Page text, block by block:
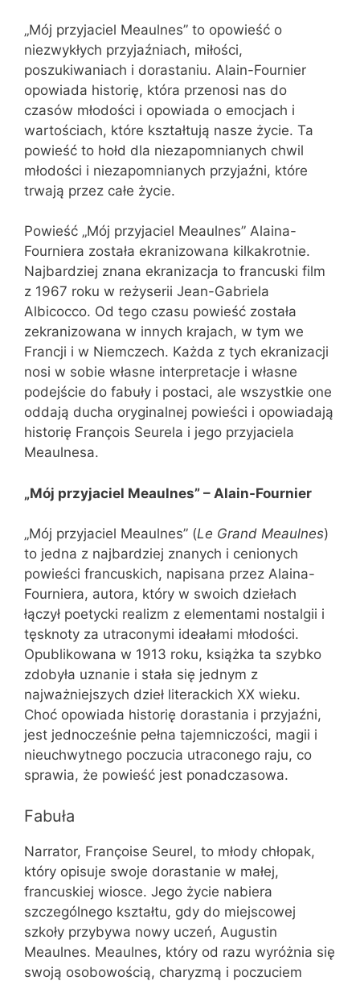
„Mój przyjaciel Meaulnes” to opowieść o
niezwykłych przyjaźniach, miłości,
poszukiwaniach i dorastaniu. Alain-Fournier
opowiada historię, która przenosi nas do
czasów młodości i opowiada o emocjach i
wartościach, które kształtują nasze życie. Ta
powieść to hołd dla niezapomnianych chwil
młodości i niezapomnianych przyjaźni, które
trwają przez całe życie.
Powieść „Mój przyjaciel Meaulnes” Alaina-
Fourniera została ekranizowana kilkakrotnie.
Najbardziej znana ekranizacja to francuski film
z 1967 roku w reżyserii Jean-Gabriela
Albicocco. Od tego czasu powieść została
zekranizowana w innych krajach, w tym we
Francji i w Niemczech. Każda z tych ekranizacji
nosi w sobie własne interpretacje i własne
podejście do fabuły i postaci, ale wszystkie one
oddają ducha oryginalnej powieści i opowiadają
historię François Seurela i jego przyjaciela
Meaulnesa.
„Mój przyjaciel Meaulnes” – Alain-Fournier
„Mój przyjaciel Meaulnes” (Le Grand Meaulnes)
to jedna z najbardziej znanych i cenionych
powieści francuskich, napisana przez Alaina-
Fourniera, autora, który w swoich dziełach
łączył poetycki realizm z elementami nostalgii i
tęsknoty za utraconymi ideałami młodości.
Opublikowana w 1913 roku, książka ta szybko
zdobyła uznanie i stała się jednym z
najważniejszych dzieł literackich XX wieku.
Choć opowiada historię dorastania i przyjaźni,
jest jednocześnie pełna tajemniczości, magii i
nieuchwytnego poczucia utraconego raju, co
sprawia, że powieść jest ponadczasowa.
Fabuła
Narrator, Françoise Seurel, to młody chłopak,
który opisuje swoje dorastanie w małej,
francuskiej wiosce. Jego życie nabiera
szczególnego kształtu, gdy do miejscowej
szkoły przybywa nowy uczeń, Augustin
Meaulnes. Meaulnes, który od razu wyróżnia się
swoją osobowością, charyzmą i poczuciem